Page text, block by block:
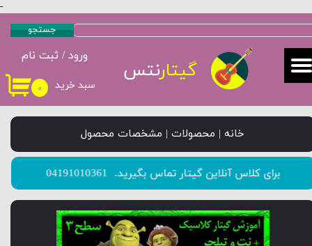
-
۰ سبد خرید
ورود / ثبت نام
حساب کاربری من
تغییر گذر واژه
خروج از حساب کاربری
گیتارنتس
جستجو
خانه | محصولات | مشخصات محصول
​​​​​​​برای کلاس آنلاین گیتار تماس بگیرید. 04191010361